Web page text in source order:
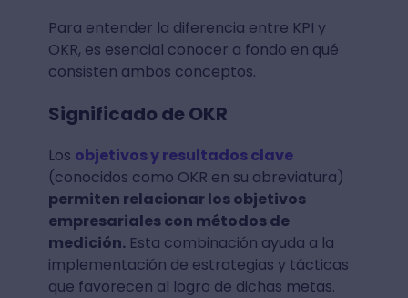
Para entender la diferencia entre KPI y
OKR, es esencial conocer a fondo en qué
consisten ambos conceptos.
Significado de OKR
Los objetivos y resultados clave
(conocidos como OKR en su abreviatura)
permiten relacionar los objetivos
empresariales con métodos de
medición.Esta combinación ayuda a la
implementación de estrategias y tácticas
que favorecen al logro de dichas metas.